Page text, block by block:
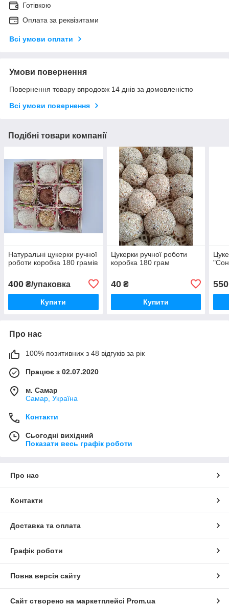
Готівкою
Оплата за реквізитами
Всі умови оплати
Умови повернення
Повернення товару впродовж 14 днів за домовленістю
Всі умови повернення
Подібні товари компанії
Натуральні цукерки ручної
роботи коробка 180 грамів
400 ₴/упаковка
Купити
Цукерки ручної роботи
коробка 180 грам
40₴
Купити
550
Про нас
100% позитивних з 48 відгуків за рік
Працює з 02.07.2020
м. Самар
Самар, Україна
Контакти
Сьогодні вихідний
Показати весь графік роботи
Про нас
Контакти
Доставка та оплата
Графік роботи
Повна версія сайту
Сайт створено на маркетплейсі Prom.ua